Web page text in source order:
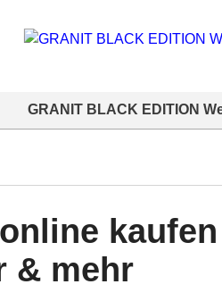
GRANIT BLACK EDITION
& mehr